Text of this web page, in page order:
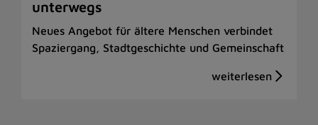
unterwegs
Neues Angebot für ältere Menschen verbindet
Spaziergang, Stadtgeschichte und Gemeinschaft